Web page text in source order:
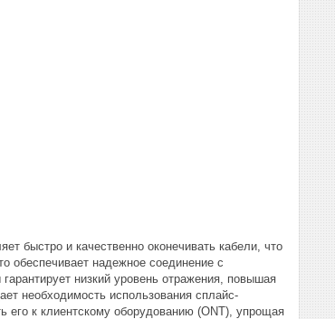
быстро и качественно оконечивать кабели, что
обеспечивает надежное соединение с
низкий уровень отражения, повышая
необходимость использования сплайс-
его к клиентскому оборудованию (ONT), упрощая